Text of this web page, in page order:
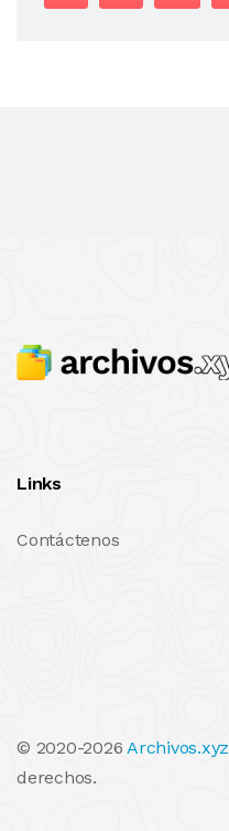
Links
Contáctenos
© 2020-2026Archivos.xyz
derechos.